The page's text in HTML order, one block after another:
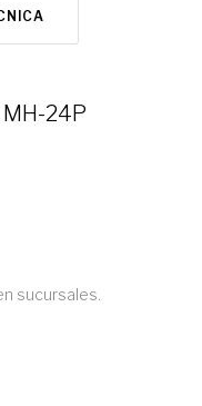
24P
sucursales.